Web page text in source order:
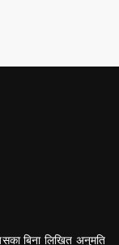
बिना लिखित अनुमति